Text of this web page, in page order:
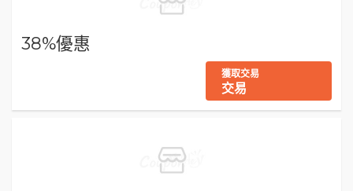
38%優惠
獲取交易
交易